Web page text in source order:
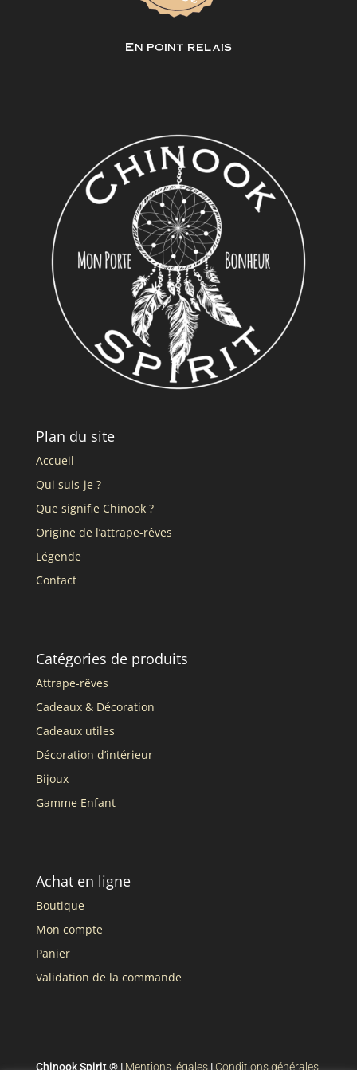
En point relais
Plan du site
Accueil
Qui suis-je ?
Que signifie Chinook ?
Origine de l’attrape-rêves
Légende
Contact
Catégories de produits
Attrape-rêves
Cadeaux & Décoration
Cadeaux utiles
Décoration d’intérieur
Bijoux
Gamme Enfant
Achat en ligne
Boutique
Mon compte
Panier
Validation de la commande
Chinook Spirit ® | Mentions légales| Conditions générales